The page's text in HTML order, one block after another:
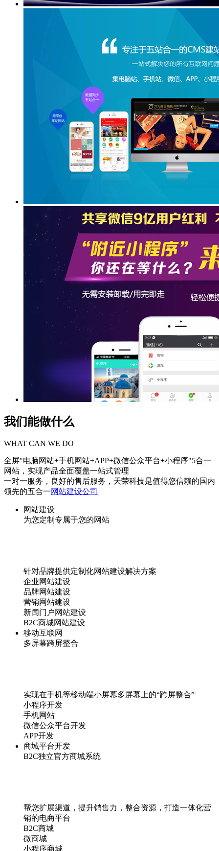
我们能做什么
WHAT CAN WE DO
全屏"电脑网站+手机网站+APP+微信公众平台+小程序"5合一
网站，实现产品全面覆盖一站式管理
一对一服务，良好的售后服务，天荣科技是值得您信赖的国内
领先的五合一网站建设公司
网站建设
为您定制专属于您的网站
针对品牌提供定制化网站建设解决方案
企业网站建设
品牌网站建设
营销网站建设
新闻门户网站建设
B2C商城网站建设
移动互联网
多屏幕跨屏整合
实现在手机等移动端小屏幕多屏幕上的“跨屏整合”
小程序开发
手机网站
微信公众平台开发
APP开发
商城平台开发
B2C独立官方商城系统
帮您扩展渠道，提升销售力，整合资源，打造一体化营
销的电商平台
B2C商城
微商城
小程序商城